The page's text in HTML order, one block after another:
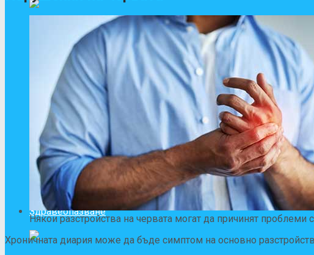
9 странични ефекта на „Розузет“ и как да се
11 странични ефекта на Caduet и как да се
Здравеопазване
Някои разстройства на червата могат да причинят проблеми
Хроничната диария може да бъде симптом на основно